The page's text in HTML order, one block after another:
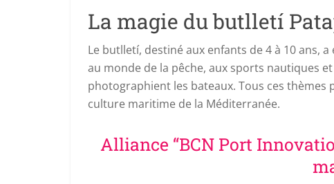
La magie du butlletí
Le butlletí, destiné aux enfants de 4 à 10 ans,
au monde de la pêche, aux sports nautiques
photographient les bateaux. Tous ces
culture maritime de la Méditerranée.
Alliance “BCN Port